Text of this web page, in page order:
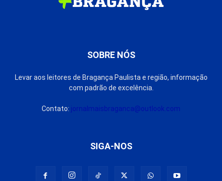
SOBRE NÓS
Levar aos leitores de Bragança Paulista e região, informação
com padrão de excelência.
Contato: jornalmaisbraganca@outlook.com
SIGA-NOS